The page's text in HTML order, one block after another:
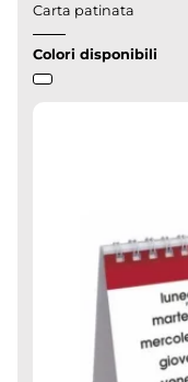
Carta patinata
Colori disponibili